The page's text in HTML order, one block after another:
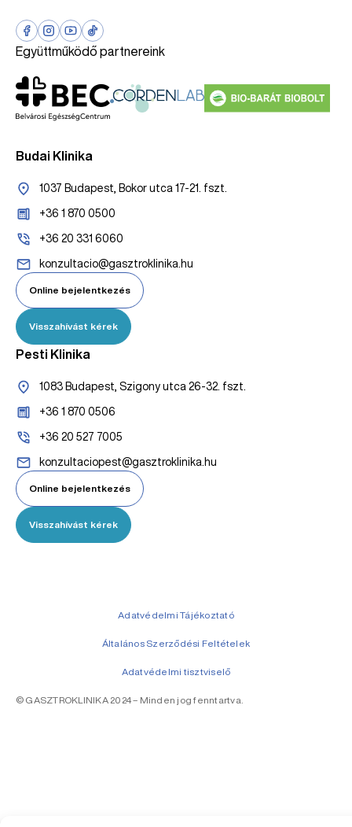
Együttműködő partnereink
Budai Klinika
1037 Budapest, Bokor utca 17-21. fszt.
+36 1 870 0500
+36 20 331 6060
konzultacio@gasztroklinika.hu
Online bejelentkezés
Visszahívást kérek
Pesti Klinika
1083 Budapest, Szigony utca 26-32. fszt.
+36 1 870 0506
+36 20 527 7005
konzultaciopest@gasztroklinika.hu
Online bejelentkezés
Visszahívást kérek
Adatvédelmi Tájékoztató
Általános Szerződési Feltételek
Adatvédelmi tisztviselő
© GASZTROKLINIKA 2024 – Minden jog fenntartva.